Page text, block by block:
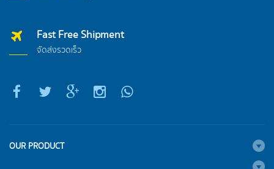
Fast Free Shipment
จัดส่งรวดเร็ว
OUR PRODUCT